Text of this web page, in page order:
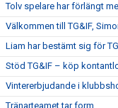
Tolv spelare har förlängt
Välkommen till TG&IF,
Liam har bestämt sig för
Stöd TG&IF – köp
Vintererbjudande i
Tränarteamet tar form